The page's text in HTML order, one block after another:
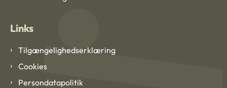
Links
Tilgængelighedserklæring
Cookies
Persondatapolitik